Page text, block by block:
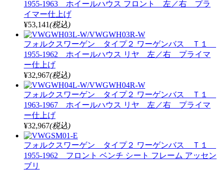
1955-1963 ホイールハウス フロント 左／右 プラ
イマー仕上げ
¥53,141(税込)
フォルクスワーゲン タイプ２ ワーゲンバス Ｔ１
1955-1962 ホイールハウス リヤ 左／右 プライマ
ー仕上げ
¥32,967(税込)
フォルクスワーゲン タイプ２ ワーゲンバス Ｔ１
1963-1967 ホイールハウス リヤ 左／右 プライマ
ー仕上げ
¥32,967(税込)
フォルクスワーゲン タイプ２ ワーゲンバス Ｔ１
1955-1962 フロント ベンチ シート フレーム アッセン
ブリ